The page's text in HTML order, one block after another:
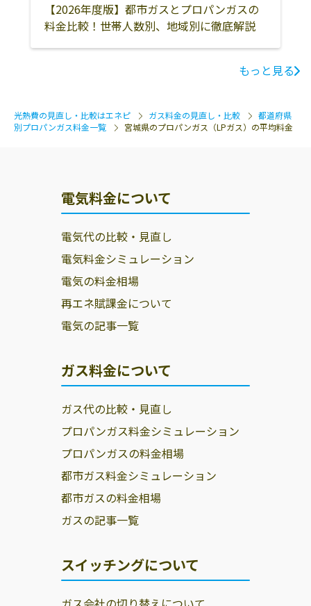
【2026年度版】都市ガスとプロパンガスの
料金比較！世帯人数別、地域別に徹底解説
もっと見る
光熱費の見直し・比較はエネピ ガス料金の見直し・比較
都道府県
別プロパンガス料金一覧
宮城県のプロパンガス（LPガス）の平均料金
電気料金について
電気代の比較・見直し
電気料金シミュレーション
電気の料金相場
再エネ賦課金について
電気の記事一覧
ガス料金について
ガス代の比較・見直し
プロパンガス料金シミュレーション
プロパンガスの料金相場
都市ガス料金シミュレーション
都市ガスの料金相場
ガスの記事一覧
スイッチングについて